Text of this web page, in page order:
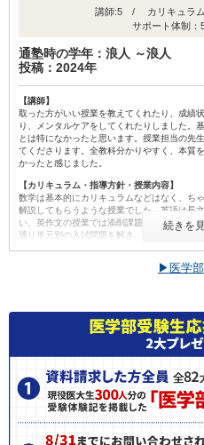
講師:5 / カリキュ
サポート体制
通塾時の学年：浪人 ～浪人
投稿：2024年
【講師】
取った方がいい授業を教えてくれたり、成績
り、メンタルケアをしてくれたりしました。
とは特になかったと思います。授業担当の先
てくださります。全教科分かりやすく、本質
かったと感じました。
【カリキュラム・指導方針・授業内容】
数学は基本的にカリキュラムなどはなく、ち
解説してもらうような授業でした。英語は長
い、英作文の授業では添削課題を出してもら
通り単元別の入試問題を解き、12月〜は受験
で解説後、採点してもらっていました。
す。周囲には信じられないくらい頭のいい人
いい刺激になって頑張れたと思います。
【サポート体制】
模試の成績が開示されるごとに面談があって
話し合いました。朝に出席確認と朝礼があり
っていました。朝礼では、どういうメンタル
きはどうすればいいか？など勉強以外のメン
【料金】
続きを
▶医学部